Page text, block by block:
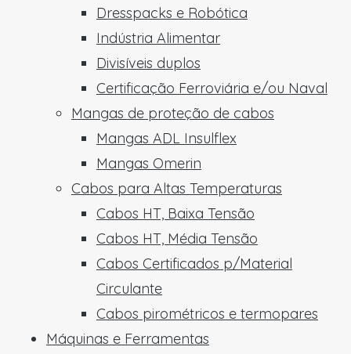
Dresspacks e Robótica
Indústria Alimentar
Divisíveis duplos
Certificação Ferroviária e/ou Naval
Mangas de proteção de cabos
Mangas ADL Insulflex
Mangas Omerin
Cabos para Altas Temperaturas
Cabos HT, Baixa Tensão
Cabos HT, Média Tensão
Cabos Certificados p/Material
Circulante
Cabos pirométricos e termopares
Máquinas e Ferramentas